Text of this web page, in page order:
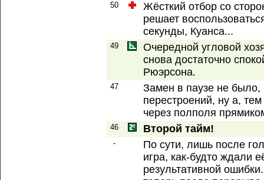
50
Жёсткий отбор со
решает
секунды, Куанса...
49
Очередной угловой
снова достаточно
Рюэрсона.
47
Замен в паузе не было,
перестроений, ну а,
через полполя
46 Второй тайм!
-
По сути, лишь после
игра, как-будто ждали
результативной